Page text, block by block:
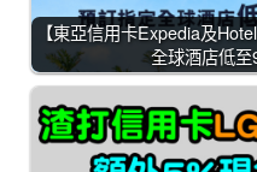
【東亞信用卡Expedia及
全球酒店低至